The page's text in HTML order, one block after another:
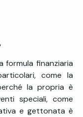
formula finanziaria
come la
la propria è
speciali, come
e gettonata è